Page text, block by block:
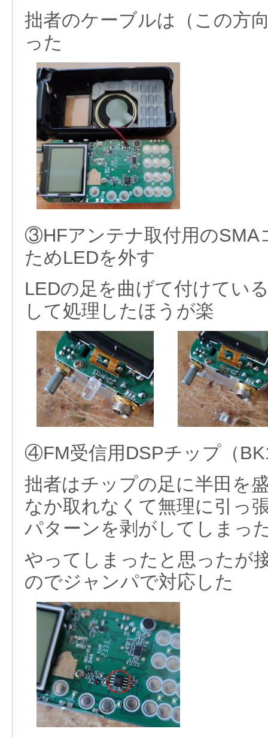
拙者のケーブルは（この方
った
③HFアンテナ取付用のSMA
ためLEDを外す
LEDの足を曲げて付けてい
して処理したほうが楽
④FM受信用DSPチップ（
拙者はチップの足に半田を
なか取れなくて無理に引っ
パターンを剥がしてしまっ
やってしまったと思ったが
のでジャンパで対応した